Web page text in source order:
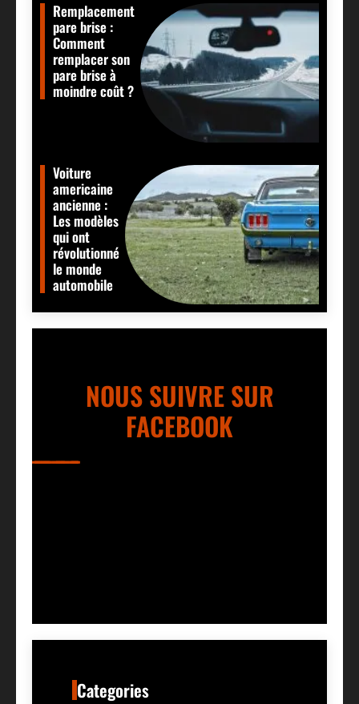
Remplacement
pare brise :
Comment
remplacer son
pare brise à
moindre coût ?
Voiture
americaine
ancienne :
Les modèles
qui ont
révolutionné
le monde
automobile
NOUS SUIVRE SUR
FACEBOOK
Categories